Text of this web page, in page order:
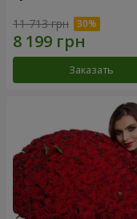
11 713 грн
Заказать